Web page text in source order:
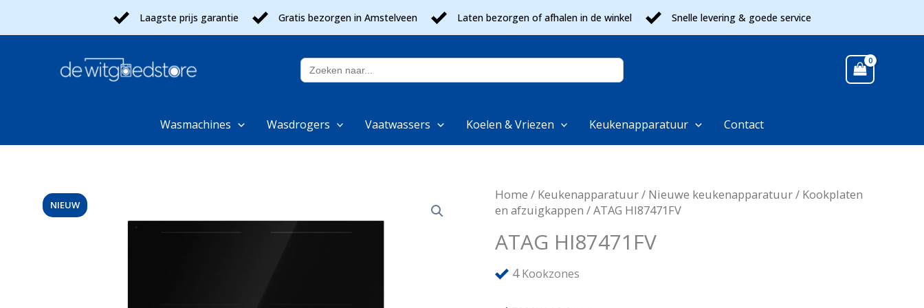
Laagste prijs garantie Gratis bezorgen in Amstelveen Laten bezorgen of afhalen in de winkel Snelle levering & goede service
Zoek
naar:
Wasmachines Wasdrogers Vaatwassers Koelen & Vriezen Keukenapparatuur Contact
NIEUW
Home / Keukenapparatuur/ Nieuwe keukenapparatuur/ Kookplaten
en afzuigkappen / ATAG HI87471FV
ATAG HI87471FV
4Kookzones